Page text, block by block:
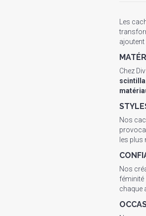
Les
Chez
Nos
les
Nos
féminité
chaque